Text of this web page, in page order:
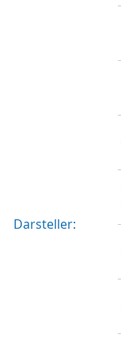
Darsteller: